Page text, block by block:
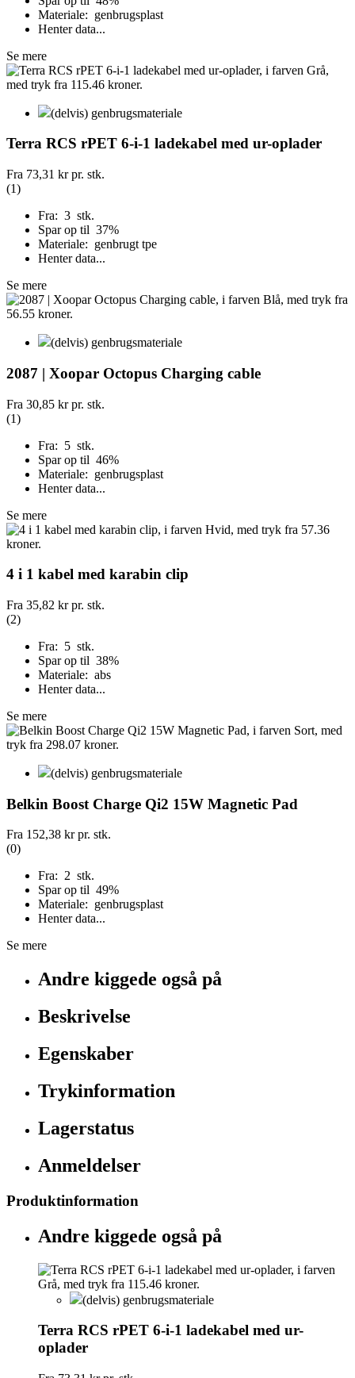
Materiale: genbrugsplast
Henter data...
Se mere
(delvis) genbrugsmateriale
Terra RCS rPET 6-i-1 ladekabel med ur-oplader
Fra 73,31 krpr. stk.
(1)
Fra: 3 stk.
Spar op til 37%
Materiale: genbrugt tpe
Henter data...
Se mere
(delvis) genbrugsmateriale
2087 | Xoopar Octopus Charging cable
Fra 30,85 krpr. stk.
(1)
Fra: 5 stk.
Spar op til 46%
Materiale: genbrugsplast
Henter data...
Se mere
4 i 1 kabel med karabin clip
Fra 35,82 krpr. stk.
(2)
Fra: 5 stk.
Spar op til 38%
Materiale: abs
Henter data...
Se mere
(delvis) genbrugsmateriale
Belkin Boost Charge Qi2 15W Magnetic Pad
Fra 152,38 krpr. stk.
(0)
Fra: 2 stk.
Spar op til 49%
Materiale: genbrugsplast
Henter data...
Se mere
Andre kiggede også på
Beskrivelse
Egenskaber
Trykinformation
Lagerstatus
Anmeldelser
Produktinformation
Andre kiggede også på
(delvis) genbrugsmateriale
Terra RCS rPET 6-i-1 ladekabel med ur-
oplader